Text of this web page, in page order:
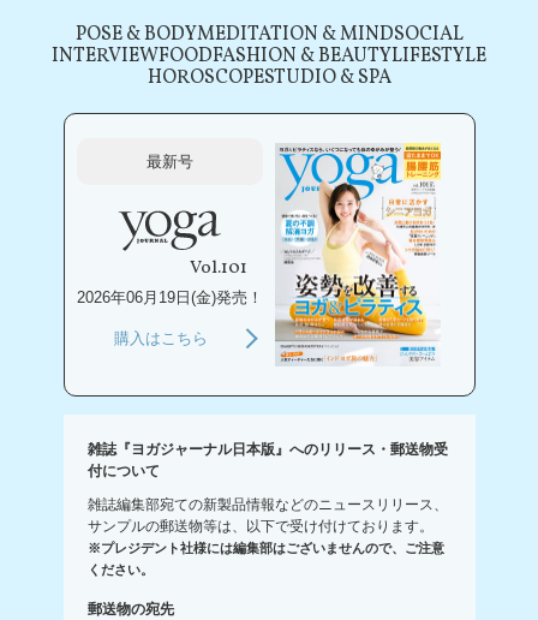
POSE & BODYMEDITATION & MINDSOCIAL
INTERVIEWFOODFASHION & BEAUTYLIFESTYLE
HOROSCOPESTUDIO & SPA
最新号
Vol.101
2026年06月19日(金)発売！
購入はこちら
雑誌『ヨガジャーナル日本版』へのリリース・郵送物受
付について
雑誌編集部宛ての新製品情報などのニュースリリース、
サンプルの郵送物等は、以下で受け付けております。
※プレジデント社様には編集部はございませんので、ご注意
ください。
郵送物の宛先